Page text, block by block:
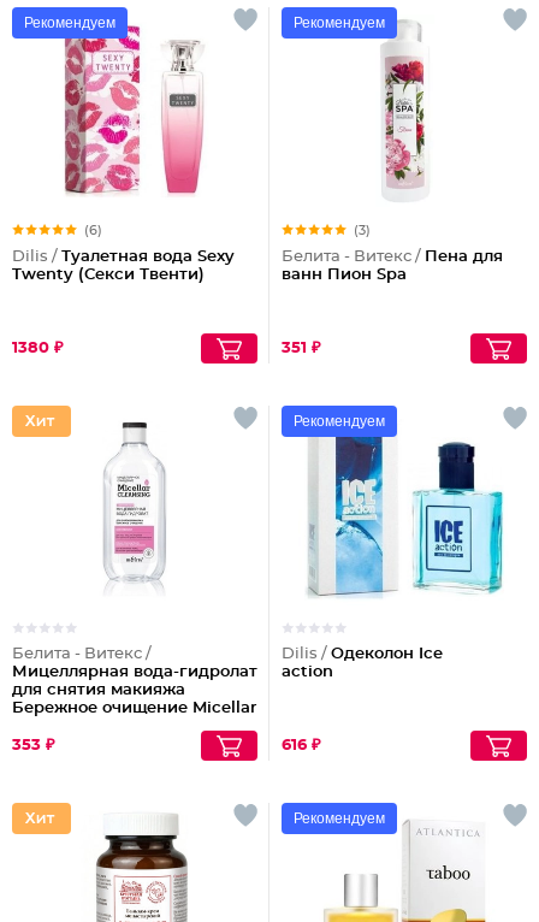
Рекомендуем
(6)
Dilis / Туалетная вода Sexy
Twenty (Секси Твенти)
1380 ₽
Рекомендуем
(3)
Белита - Витекс / Пена для
ванн Пион Spa
351 ₽
Белита - Витекс /
Мицеллярная вода-гидролат
для снятия макияжа
Бережное очищение Micellar
353 ₽
Рекомендуем
Dilis / Одеколон Ice
action
616 ₽
Рекомендуем